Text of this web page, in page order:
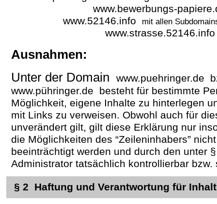
www.bewerbungs-
www.52146.info
mit allen
www.strasse.52146.info
Ausnahmen:
Unter der Domain
www.puehringer.de
www.pühringer.de besteht für bestimmte
Möglichkeit, eigene Inhalte zu hinterlegen
mit Links zu verweisen. Obwohl auch für
unverändert gilt, gilt diese Erklärung nur
die Möglichkeiten des “Zeileninhabers”
beeinträchtigt werden und durch den unter
Administrator tatsächlich kontrollierbar bzw.
§ 2 Haftung und Verantwortung für